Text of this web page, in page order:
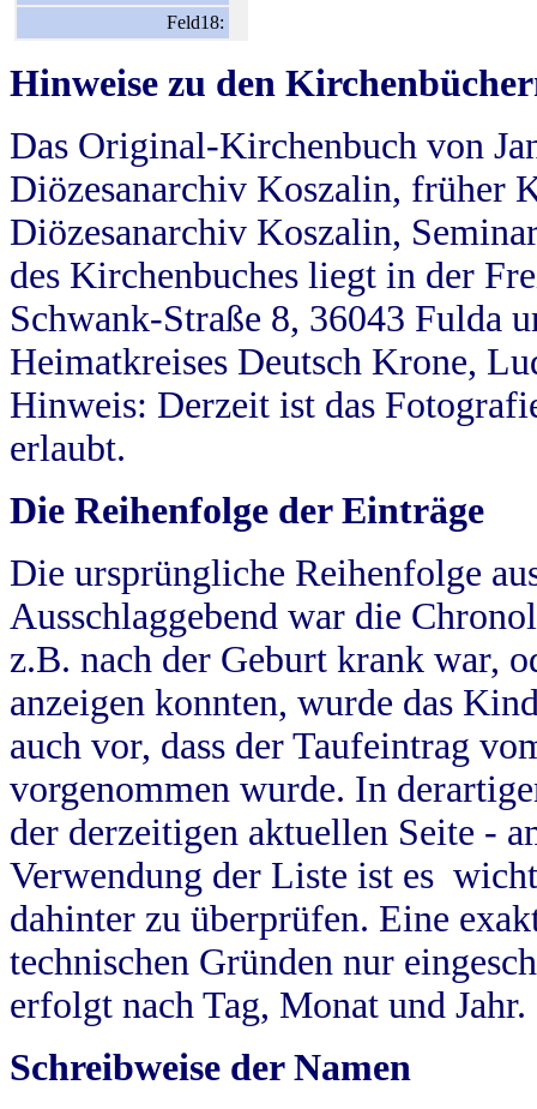
Feld18:
Hinweise zu den
Das Original-Kirchenbuch von
Diözesanarchiv Koszalin, früher
Diözesanarchiv Koszalin,
des Kirchenbuches liegt in der
Schwank-Straße 8, 36043 Fulda
Heimatkreises Deutsch Krone,
Hinweis: Derzeit ist das
erlaubt.
Die Reihenfolge der Einträge
Die ursprüngliche Reihenfolge
Ausschlaggebend war die
z.B. nach der Geburt krank war,
anzeigen konnten, wurde das
auch vor, dass der Taufeintrag
vorgenommen wurde. In
der derzeitigen aktuellen Seite -
Verwendung der Liste ist es
dahinter zu überprüfen. Eine
technischen Gründen nur
erfolgt nach Tag, Monat und Jahr.
Schreibweise der Namen